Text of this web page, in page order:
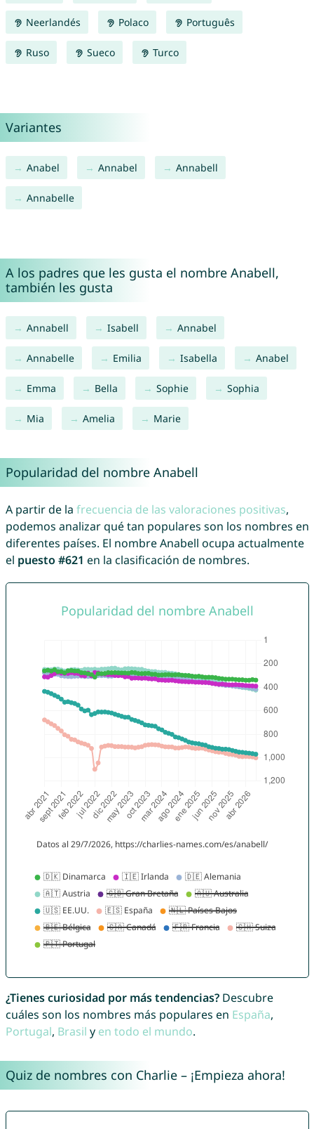
Neerlandés Polaco Português
Ruso Sueco Turco
Variantes
Anabel Annabel Annabell
Annabelle
A los padres que les gusta el nombre Anabell,
también les gusta
Annabell Isabell Annabel
Annabelle Emilia Isabella Anabel
Emma Bella Sophie Sophia
Mia Amelia Marie
Popularidad del nombre Anabell
A partir de la frecuencia de las valoraciones positivas,
podemos analizar qué tan populares son los nombres en
diferentes países. El nombre Anabell ocupa actualmente
el puesto #621 en la clasificación de nombres.
¿Tienes curiosidad por más tendencias?Descubre
cuáles son los nombres más populares en España,
Portugal, Brasil y en todo el mundo.
Quiz de nombres con Charlie – ¡Empieza ahora!